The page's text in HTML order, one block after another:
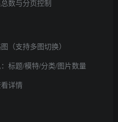
数与分页控制
（支持多图切换）
标题/模特/分类/图片数量
详情